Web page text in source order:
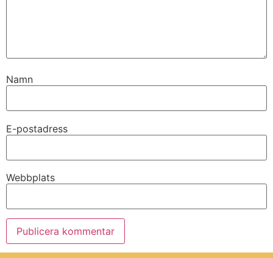
Namn
E-postadress
Webbplats